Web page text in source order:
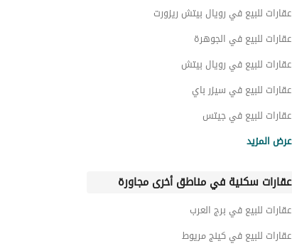
بنتهاوس للبيع في فوكا باى
تاون هاوس للبيع في فوكا باى
توين هاوس للبيع في فوكا باى
شقق للبيع في فوكا باى
دوبليكس للبيع في فوكا باى
عقارات للبيع في رويال بيتش ريزورت
عقارات للبيع في الجوهرة
عقارات للبيع في رويال بيتش
عقارات للبيع في سيزر باي
عقارات للبيع في جيتس
عقارات للبيع في راس الحكمة
عقارات للبيع في جيفيرا باى
عقارات للبيع في لاميرا
عرض المزيد
عقارات سكنية في مناطق أخرى مجاورة
عقارات للبيع في برج العرب
عقارات للبيع في كينج مريوط